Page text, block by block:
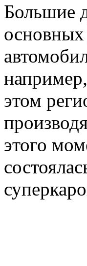
Большие
этом
этого